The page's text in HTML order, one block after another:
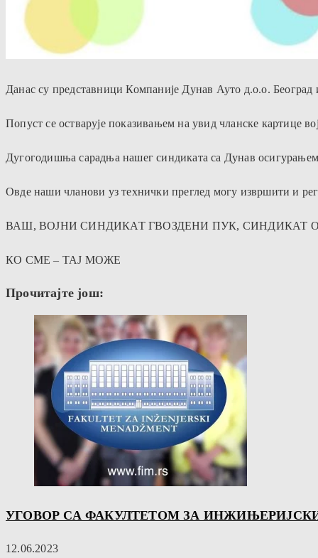
Данас су представници Компаније Дунав Ауто д.о.о. Београд
Попуст се остварује показивањем на увид чланске картице
Дугогодишња сарадња нашег синдиката са Дунав
Овде наши чланови уз технички преглед могу извршити и
ВАШ, ВОЈНИ СИНДИКАТ ГВОЗДЕНИ ПУК, СИНДИКАТ
КО СМЕ – ТАЈ МОЖЕ
Прочитајте још:
УГОВОР СА ФАКУЛТЕТОМ ЗА
12.06.2023